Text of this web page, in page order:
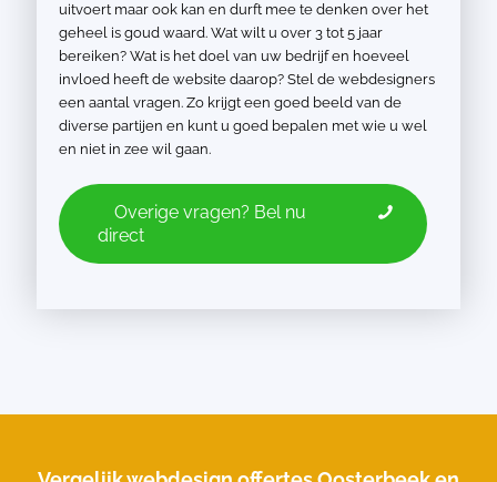
uitvoert maar ook kan en durft mee te denken over het
geheel is goud waard. Wat wilt u over 3 tot 5 jaar
bereiken? Wat is het doel van uw bedrijf en hoeveel
invloed heeft de website daarop? Stel de webdesigners
een aantal vragen. Zo krijgt een goed beeld van de
diverse partijen en kunt u goed bepalen met wie u wel
en niet in zee wil gaan.
Overige vragen? Bel nu
direct